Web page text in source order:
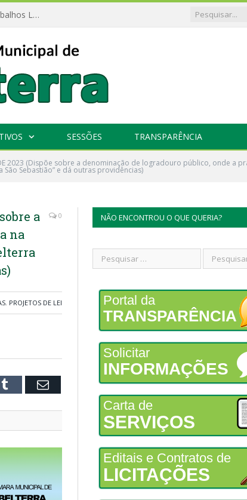
Câmara de Vereadores de Belterra Retorna Com Seus Trabalhos Legislativos
SESSÕES TRANSPARÊNCIA
DE 2023 (Dispõe sobre a denominação de logradouro público, onde a
Sebastião” e dá outras providências)
a
na
0
, PROJETOS DE LEI
Tumblr Email
NÃO ENCONTROU O QUE QUERIA?
Portal da
TRANSPARÊNCIA
Solicitar
INFORMAÇÕES
Carta de
SERVIÇOS
Editais e Contratos de
LICITAÇÕES